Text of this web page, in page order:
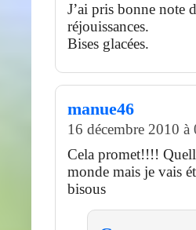
J’ai pris bonne note
réjouissances.
Bises glacées.
manue46
16 décembre 2010
Cela promet!!!!
monde mais je vais
bisous